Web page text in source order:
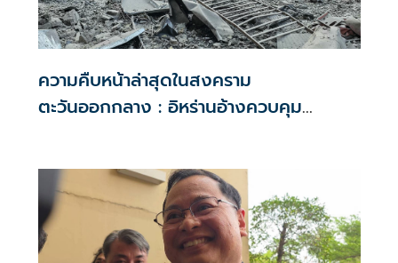
ความคืบหน้าล่าสุดในสงคราม
ตะวันออกกลาง : อิหร่านอ้างควบคุม